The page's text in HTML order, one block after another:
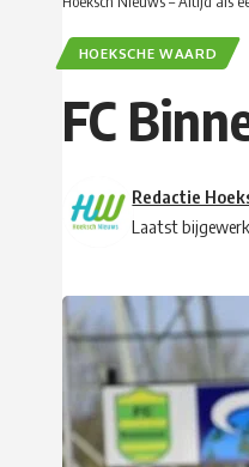
HOEKSCHE WAARD
FC
Laatst
Redactie